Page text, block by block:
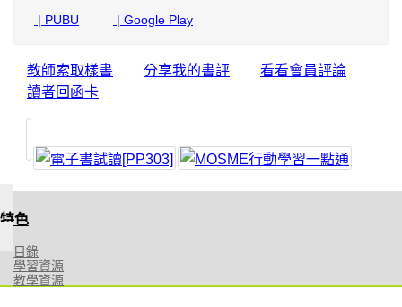
| PUBU | Google Play
教師索取樣書 分享我的書評
看看會員評論
讀者回函卡
特色
目錄
學習資源
教學資源